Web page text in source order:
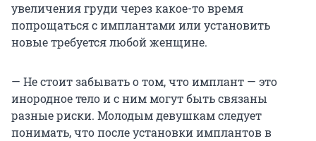
увеличения груди через какое-то время
попрощаться с имплантами или установить
новые требуется любой женщине.
— Не стоит забывать о том, что имплант — это
инородное тело и с ним могут быть связаны
разные риски. Молодым девушкам следует
понимать, что после установки имплантов в